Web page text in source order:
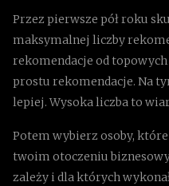
Przez pierwsze pół roku
maksymalnej liczby
rekomendacje od
prostu rekomendacje. Na
lepiej. Wysoka liczba to
Potem wybierz osoby,
twoim otoczeniu
zależy i dla których